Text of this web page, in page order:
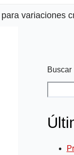
variaciones
Buscar